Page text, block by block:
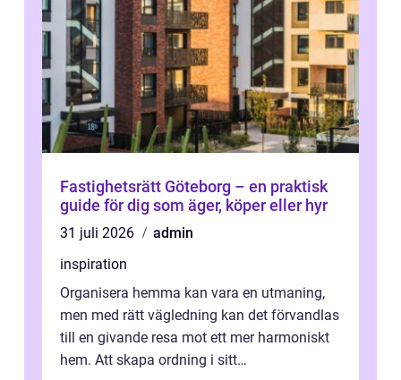
Fastighetsrätt Göteborg – en praktisk
guide för dig som äger, köper eller hyr
31 juli 2026
admin
inspiration
Organisera hemma kan vara en utmaning,
men med rätt vägledning kan det förvandlas
till en givande resa mot ett mer harmoniskt
hem. Att skapa ordning i sitt